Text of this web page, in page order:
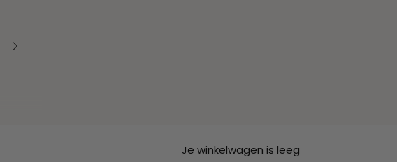
Je winkelwagen is leeg